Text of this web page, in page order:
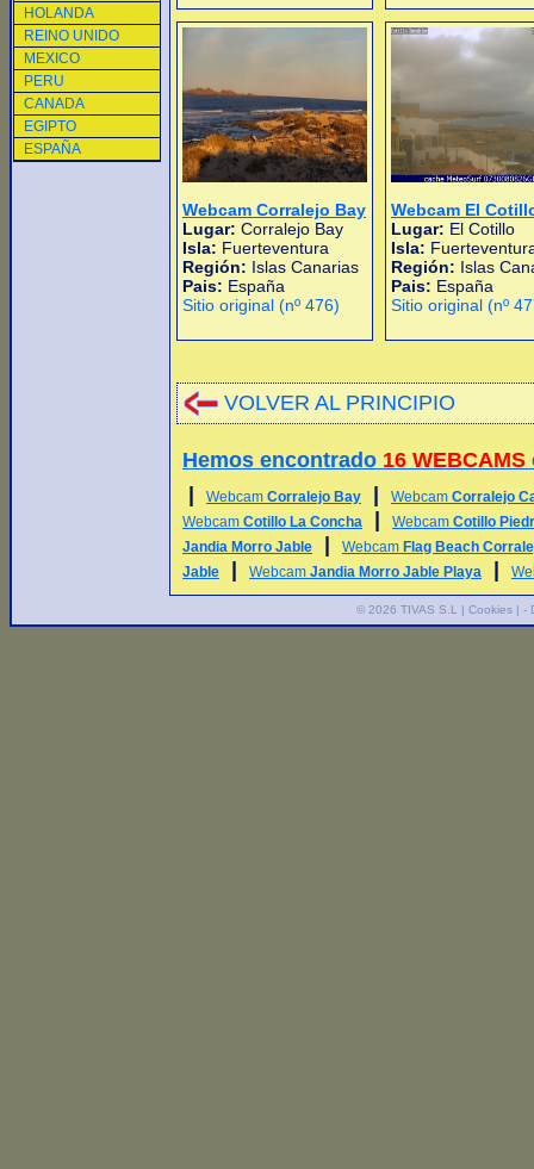
HOLANDA
REINO UNIDO
MEXICO
PERU
CANADA
EGIPTO
ESPAÑA
Webcam Corralejo Bay
Lugar: Corralejo Bay
Isla: Fuerteventura
Región: Islas Canarias
Pais: España
Sitio original (nº 476)
Webcam El
Lugar: El Cotillo
Isla:
Región: Islas
Pais: España
Sitio original (nº
VOLVER AL PRINCIPIO
Hemos encontrado 16 WEBCAMS
Webcam Corralejo Bay Webcam Corralejo
Webcam Cotillo La Concha Webcam Cotillo
Jandia Morro Jable
Webcam Flag Beach
Jable
Webcam Jandia Morro Jable Playa
© 2026 TIVAS S.L | Cookies| -